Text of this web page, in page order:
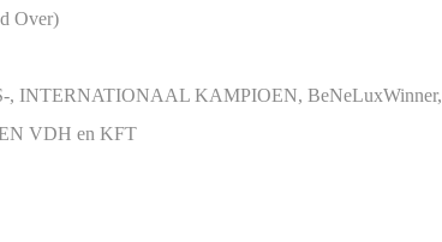
Over)
INTERNATIONAAL KAMPIOEN, BeNeLuxWinner,
VDH en KFT